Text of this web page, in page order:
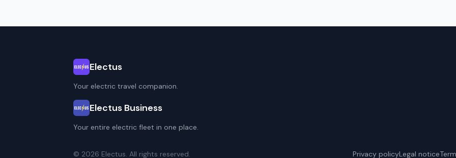
Electus
Your electric travel companion.
Electus Business
Your entire electric fleet in one place.
© 2026 Electus. All rights reserved. Privacy policyLegal notice